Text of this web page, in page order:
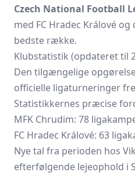
Czech National Football
med FC Hradec Králové
bedste række.
Klubstatistik (opdateret til
Den tilgængelige
officielle ligaturneringer
Statistikkernes præcise
MFK Chrudim: 78
FC Hradec Králové: 63
Nye tal fra perioden hos
efterfølgende lejeophold i